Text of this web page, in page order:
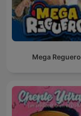
Mega Reguero